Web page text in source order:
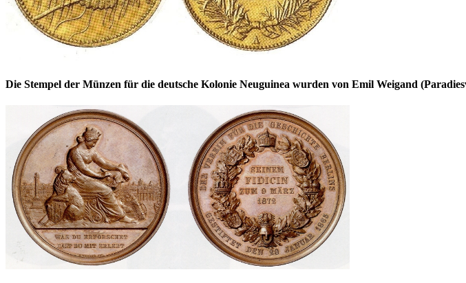
Die Stempel der Münzen für die deutsche Kolonie Neuguinea wurden von Emil Weigand